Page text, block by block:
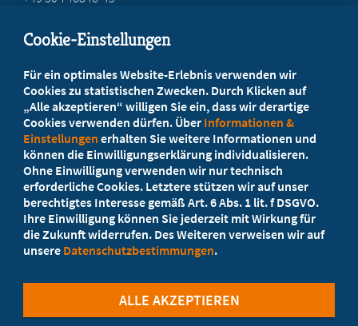
Ihr Landesverband berät Sie!
Ansprechpartner
Werden Sie jetzt Mitglied!
5 Vorteile einer Mitgliedschaft
Cookie-Einstellungen
Für ein optimales Website-Erlebnis verwenden wir
Cookies zu statistischen Zwecken. Durch Klicken auf
„Alle akzeptieren“ willigen Sie ein, dass wir derartige
Cookies verwenden dürfen. Über Informationen &
Einstellungen erhalten Sie weitere Informationen und
können die Einwilligungserklärung individualisieren.
Ohne Einwilligung verwenden wir nur technisch
erforderliche Cookies. Letztere stützen wir auf unser
berechtigtes Interesse gemäß Art. 6 Abs. 1 lit. f DSGVO.
Ihre Einwilligung können Sie jederzeit mit Wirkung für
die Zukunft widerrufen. Des Weiteren verweisen wir auf
unsere Datenschutzbestimmungen.
ALLE AKZEPTIEREN